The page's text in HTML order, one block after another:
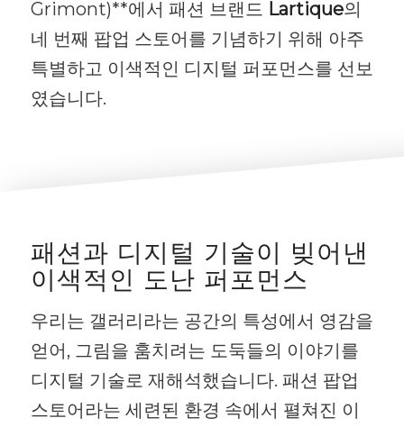
Grimont)**에서 패션 브랜드 Lartique의
네 번째 팝업 스토어를 기념하기 위해 아주
특별하고 이색적인 디지털 퍼포먼스를 선보
였습니다.
패션과 디지털 기술이 빚어낸
이색적인 도난 퍼포먼스
우리는 갤러리라는 공간의 특성에서 영감을
얻어, 그림을 훔치려는 도둑들의 이야기를
디지털 기술로 재해석했습니다. 패션 팝업
스토어라는 세련된 환경 속에서 펼쳐진 이